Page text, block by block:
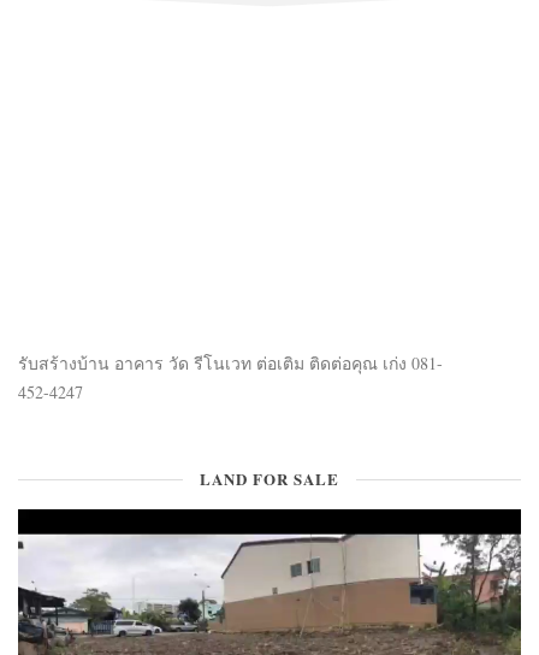
รับสร้างบ้าน อาคาร วัด รีโนเวท ต่อเติม ติดต่อคุณ เก่ง 081-
452-4247
LAND FOR SALE